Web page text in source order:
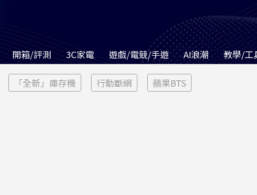
開箱/評測 3C家電 遊戲/電競/手遊 AI浪潮 教學/工
「全新」庫存機 行動斷網 蘋果BTS